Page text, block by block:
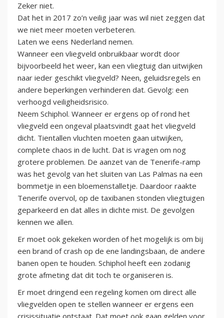
Zeker niet.
Dat het in 2017 zo’n veilig jaar was wil niet zeggen dat
we niet meer moeten verbeteren.
Laten we eens Nederland nemen.
Wanneer een vliegveld onbruikbaar wordt door
bijvoorbeeld het weer, kan een vliegtuig dan uitwijken
naar ieder geschikt vliegveld? Neen, geluidsregels en
andere beperkingen verhinderen dat. Gevolg: een
verhoogd veiligheidsrisico.
Neem Schiphol. Wanneer er ergens op of rond het
vliegveld een ongeval plaatsvindt gaat het vliegveld
dicht. Tientallen vluchten moeten gaan uitwijken,
complete chaos in de lucht. Dat is vragen om nog
grotere problemen. De aanzet van de Tenerife-ramp
was het gevolg van het sluiten van Las Palmas na een
bommetje in een bloemenstalletje. Daardoor raakte
Tenerife overvol, op de taxibanen stonden vliegtuigen
geparkeerd en dat alles in dichte mist. De gevolgen
kennen we allen.
Er moet ook gekeken worden of het mogelijk is om bij
een brand of crash op de ene landingsbaan, de andere
banen open te houden. Schiphol heeft een zodanig
grote afmeting dat dit toch te organiseren is.
Er moet dringend een regeling komen om direct alle
vliegvelden open te stellen wanneer er ergens een